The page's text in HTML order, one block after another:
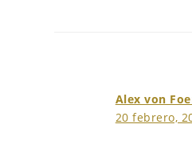
Alex von
20 febrero,